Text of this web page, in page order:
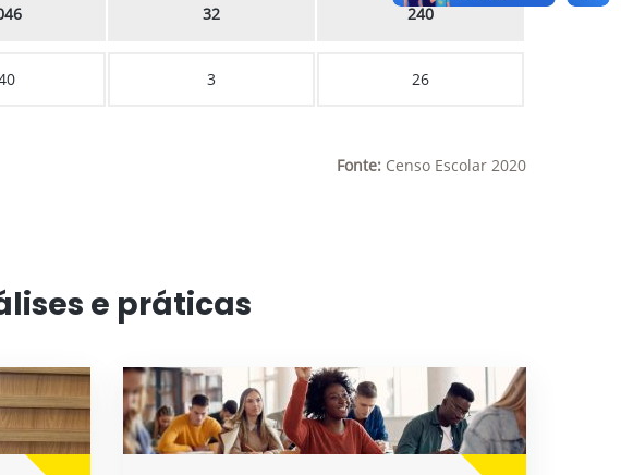
32 240
3 26
Fonte: Censo Escolar 2020
e práticas